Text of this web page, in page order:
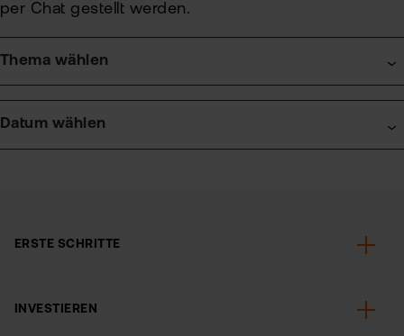
per Chat gestellt werden.
Thema wählen
Datum wählen
ERSTE SCHRITTE
INVESTIEREN